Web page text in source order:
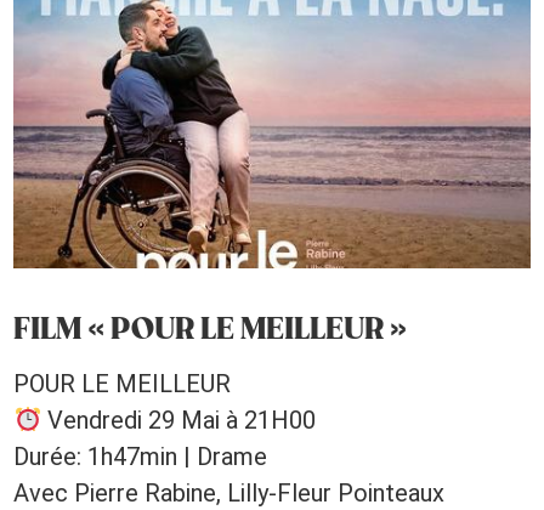
FILM « POUR LE MEILLEUR »
POUR LE MEILLEUR
Vendredi 29 Mai à 21H00
Durée: 1h47min | Drame
Avec Pierre Rabine, Lilly-Fleur Pointeaux